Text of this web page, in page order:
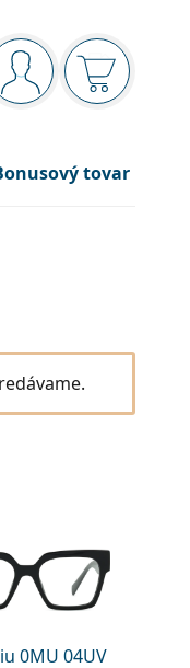
panel
ste prihláseníNákupný
tovar
0MU 04UV